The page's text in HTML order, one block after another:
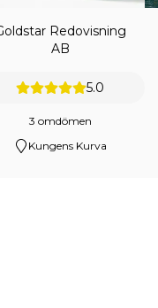
Redovisning
AB
5.0
3 omdömen
Kungens Kurva